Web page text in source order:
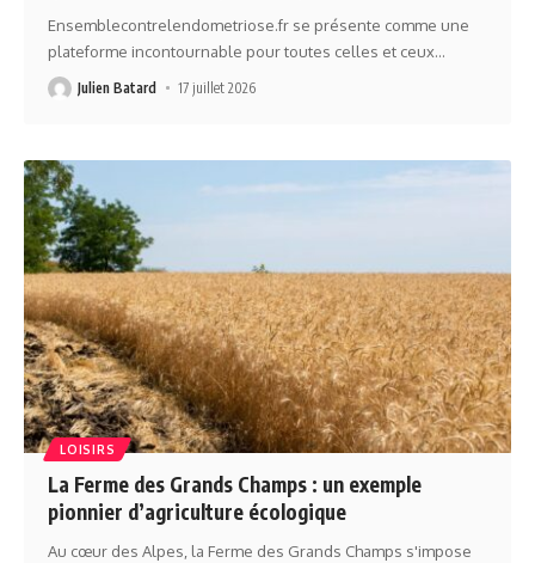
Ensemblecontrelendometriose.fr se présente comme une
plateforme incontournable pour toutes celles et ceux…
Julien Batard 17 juillet 2026
LOISIRS
La Ferme des Grands Champs : un exemple
pionnier d’agriculture écologique
Au cœur des Alpes, la Ferme des Grands Champs s'impose